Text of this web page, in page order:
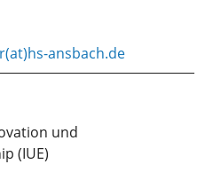
ansbach.de
und
(IUE)